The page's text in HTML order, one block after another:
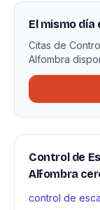
El mismo día
Citas de
Alfombra
Control de
Alfombra
control de